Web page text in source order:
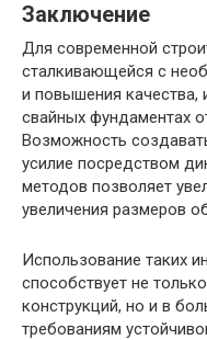
Заключение
Для современной
сталкивающейся с
и повышения качества,
свайных фундаментах
Возможность
усилие посредством
методов позволяет
увеличения размеров
Использование таких
способствует не
конструкций, но и в
требованиям